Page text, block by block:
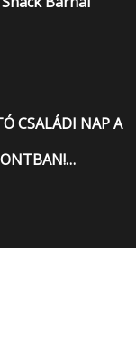
CSALÁDI NAP A